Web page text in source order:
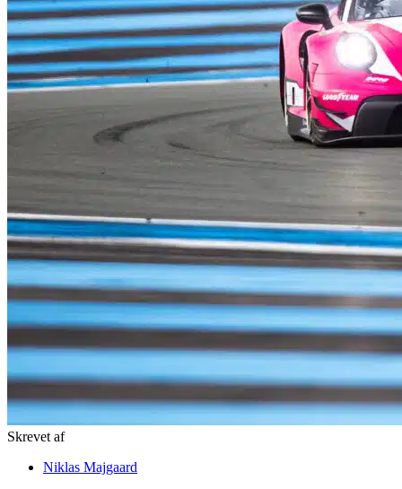
Skrevet af
Niklas Majgaard